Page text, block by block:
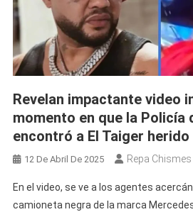
Revelan impactante video
momento en que la Policía
encontró a El Taiger herido
12 De Abril De 2025 Repa Chismes
En el video, se ve a los agentes
camioneta negra de la marca